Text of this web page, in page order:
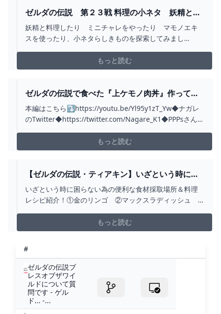
ゼルダの伝説 第２３戦 料理の小ネタ 妖精と料
理してみる件 ティアーズオブザキングダム 前
作にもあった要素が・・ - YOUTUBE
妖精と料理したり ミニチャレをやったり マモノエキ
スを使ったり、小ネタらしきものを探索してみまし
うぞ！高評価・チャンネル登録をぜひお願いい致しま
す！中傷は厳禁です応援コメントもあればどうぞ！字幕
ホンも推奨ゲームの一...
もっと読む
ゼルダの伝説で食べた『上ケモノ肉丼』作ってみ
たらうますぎた！！！【ゼルダの伝説ティアーオ
ブザキングダム】【ティアキン】#SHORTS -
本編はこちら⤵https://youtu.be/Yl95y1zT_Yw◆ナガレ
のTwitter◆https://twitter.com/Nagare_K1◆PPPsさん
s=20◆歌ってみた◆https://youtu.be/X...
もっと読む
【ゼルダの伝説・ティアキン】いざという時に困
らない為の便利な食材採取場所＆料理レシピ紹
介！｜ゲーム実況・攻略「ティアーズ オブ ザ キ
いざという時に困らない為の便利な食材採取場所＆料理
レシピ紹介！①金のリンゴ ②マックスラディッシュ
略【ゼルダの伝説・ティアキン】【各ショップの販売ア
イテム一覧・コミニティー】→
もっと読む
#
ゼルダの伝説ブ
レスオブザワイ
ルドについて質
問です - ゲル
ド... -...